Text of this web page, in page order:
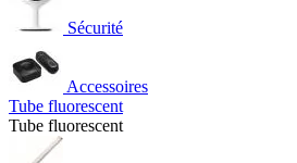
Sécurité
Accessoires
Tube fluorescent
Tube fluorescent